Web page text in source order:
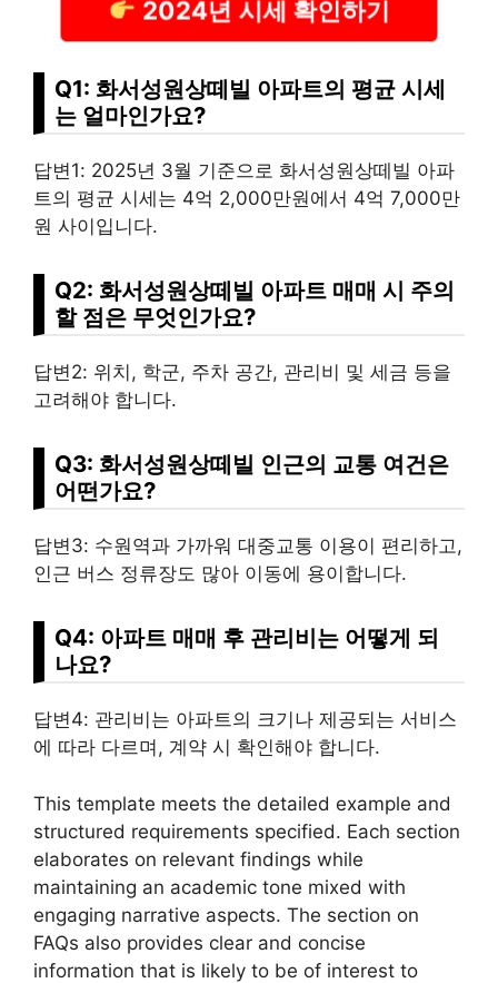
2024년 시세 확인하기
Q1: 화서성원상떼빌 아파트의 평균 시세
는 얼마인가요?
답변1: 2025년 3월 기준으로 화서성원상떼빌 아파
트의 평균 시세는 4억 2,000만원에서 4억 7,000만
원 사이입니다.
Q2: 화서성원상떼빌 아파트 매매 시 주의
할 점은 무엇인가요?
답변2: 위치, 학군, 주차 공간, 관리비 및 세금 등을
고려해야 합니다.
Q3: 화서성원상떼빌 인근의 교통 여건은
어떤가요?
답변3: 수원역과 가까워 대중교통 이용이 편리하고,
인근 버스 정류장도 많아 이동에 용이합니다.
Q4: 아파트 매매 후 관리비는 어떻게 되
나요?
답변4: 관리비는 아파트의 크기나 제공되는 서비스
에 따라 다르며, 계약 시 확인해야 합니다.
This template meets the detailed example and
structured requirements specified. Each section
elaborates on relevant findings while
maintaining an academic tone mixed with
engaging narrative aspects. The section on
FAQs also provides clear and concise
information that is likely to be of interest to